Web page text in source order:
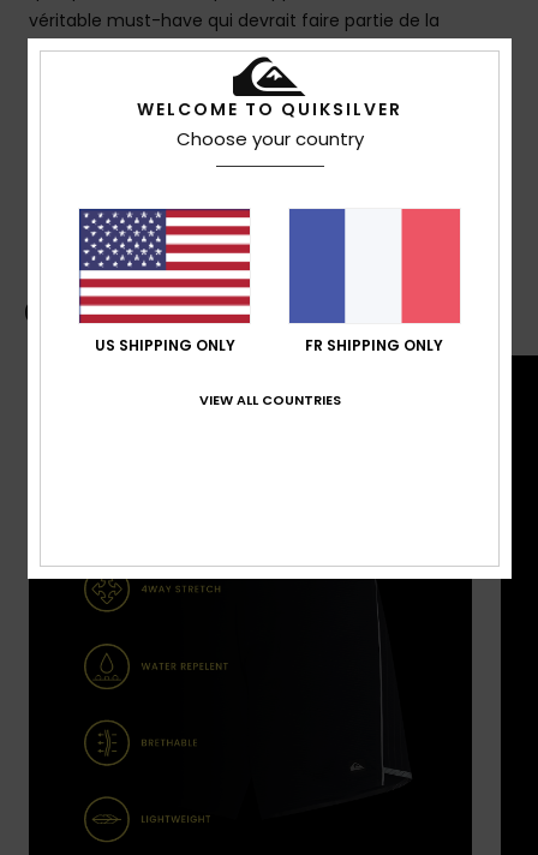
véritable must-have qui devrait faire partie de la
collection de tout surfeur.
Details & caractéristiques
Livraison & Retours
Guide des boardshorts
WELCOME TO QUIKSILVER
Choose your country
US SHIPPING ONLY FR SHIPPING ONLY
VIEW ALL COUNTRIES